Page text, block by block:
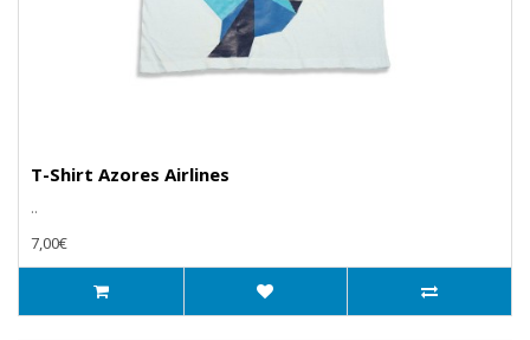
T-Shirt Azores Airlines
..
7,00€